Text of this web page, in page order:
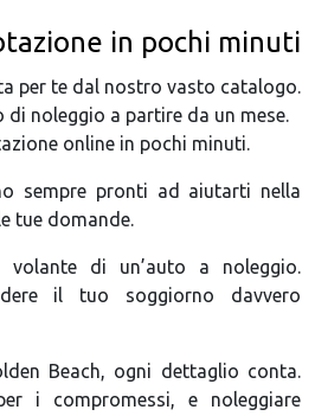
in pochi minuti
per te dal nostro vasto catalogo.
di noleggio a partire da un mese.
online in pochi minuti.
sempre pronti ad aiutarti nella
tue domande.
di un’auto a noleggio.
il tuo soggiorno davvero
Beach, ogni dettaglio conta.
i compromessi, e noleggiare